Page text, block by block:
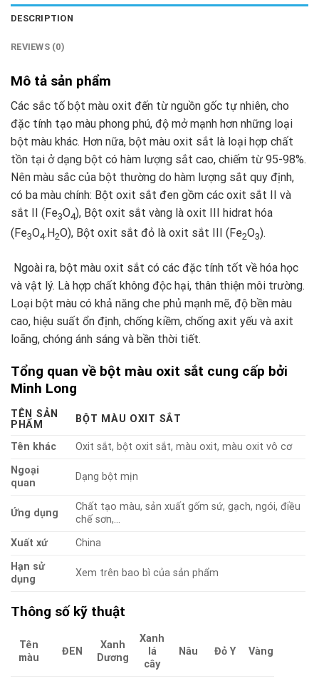
DESCRIPTION
REVIEWS (0)
Mô tả sản phẩm
Các sắc tố bột màu oxit đến từ nguồn gốc tự nhiên, cho
đặc tính tạo màu phong phú, độ mở mạnh hơn những loại
bột màu khác. Hơn nữa, bột màu oxit sắt là loại hợp chất
tồn tại ở dạng bột có hàm lượng sắt cao, chiếm từ 95-98%.
Nên màu sắc của bột thường do hàm lượng sắt quy định,
có ba màu chính: Bột oxit sắt đen gồm các oxit sắt II và
sắt II (Fe3O4), Bột oxit sắt vàng là oxit III hidrat hóa
(Fe3O4.H2O), Bột oxit sắt đỏ là oxit sắt III (Fe2O3).
Ngoài ra, bột màu oxit sắt có các đặc tính tốt về hóa học
và vật lý. Là hợp chất không độc hại, thân thiện môi trường.
Loại bột màu có khả năng che phủ mạnh mẽ, độ bền màu
cao, hiệu suất ổn định, chống kiềm, chống axit yếu và axit
loãng, chóng ánh sáng và bền thời tiết.
Tổng quan về bột màu oxit sắt cung cấp bởi
Minh Long
TÊN SẢN
PHẨM
BỘT MÀU OXIT SẮT
Tên khác
Oxit sắt, bột oxit sắt, màu oxit, màu oxit vô cơ
Ngoại
quan
Dạng bột mịn
Ứng dụng
Chất tạo màu, sản xuất gốm sứ, gạch, ngói, điều
chế sơn,…
Xuất xứ
China
Hạn sử
dụng
Xem trên bao bì của sản phẩm
Thông số kỹ thuật
Tên
màu
ĐEN
Xanh
Dương
Xanh
lá
cây
Nâu Đỏ Y Vàng